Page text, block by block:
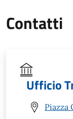
Contatti
Ufficio
Piazza